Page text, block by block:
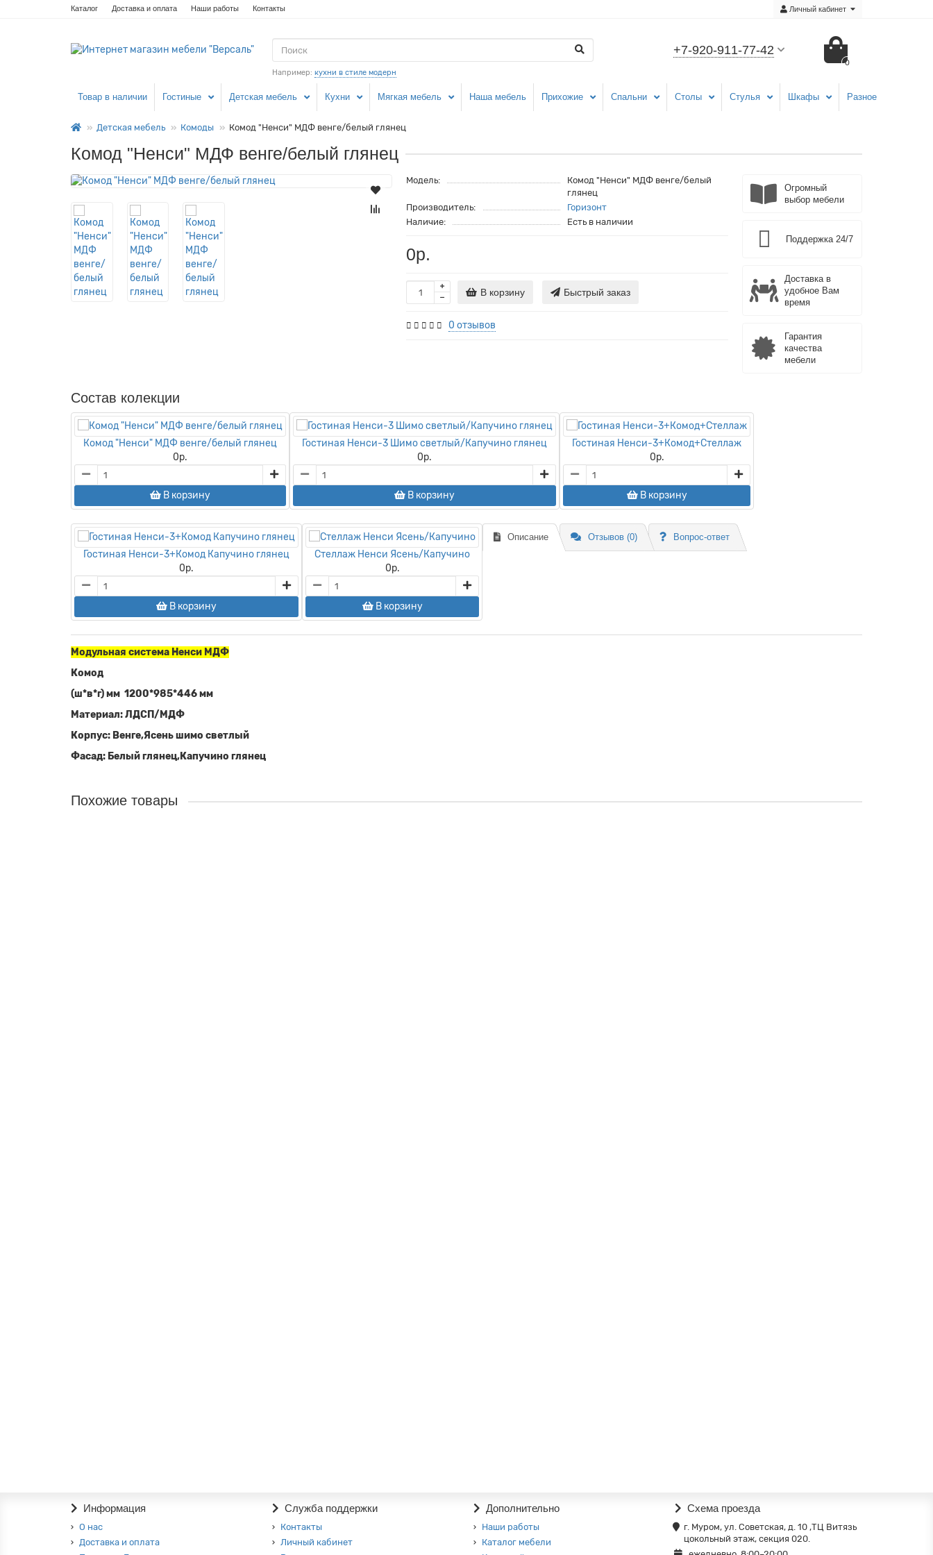
Личный кабинет
Каталог Доставка и оплата Наши работы Контакты
+7-920-911-77-42
0
Например: кухни в стиле модерн
Товар в наличии Гостиные Детская мебель Кухни Мягкая мебель Наша мебель Прихожие Спальни Столы Стулья Шкафы Разное
Детская мебель Комоды Комод "Ненси" МДФ венге/белый глянец
Комод "Ненси" МДФ венге/белый глянец
Модель:
Комод "Ненси" МДФ венге/белый
глянец
Производитель:
Горизонт
Наличие:
Есть в наличии
0р.
В корзину Быстрый заказ
0 отзывов
Огромный
выбор мебели
Поддержка 24/7
Доставка в
удобное Вам
время
Гарантия
качества
мебели
Состав колекции
Комод "Ненси" МДФ венге/белый глянец
0р.
В корзину
Гостиная Ненси-3 Шимо светлый/Капучино глянец
0р.
В корзину
Гостиная Ненси-3+Комод+Стеллаж
0р.
В корзину
Гостиная Ненси-3+Комод Капучино глянец
0р.
В корзину
Стеллаж Ненси Ясень/Капучино
0р.
В корзину
Описание Отзывов (0) Вопрос-ответ
Модульная система Ненси МДФ
Комод
(ш*в*г) мм 1200*985*446 мм
Материал: ЛДСП/МДФ
Корпус: Венге,Ясень шимо светлый
Фасад: Белый глянец,Капучино глянец
Похожие товары
Информация
О нас
Доставка и оплата
Служба поддержки
Контакты
Личный кабинет
Дополнительно
Наши работы
Каталог мебели
Схема проезда
г. Муром, ул. Советская, д. 10 ,ТЦ Витязь
цокольный этаж, секция 020.